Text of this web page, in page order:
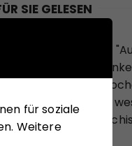
SIE GELESEN
seinem neuen Buch
Abstieg der
Jürgen Arlt die
zu beantworten,
Ländern
für soziale
Weitere